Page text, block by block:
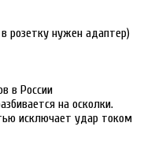
розетку нужен адаптер)
в России
на осколки.
исключает удар током